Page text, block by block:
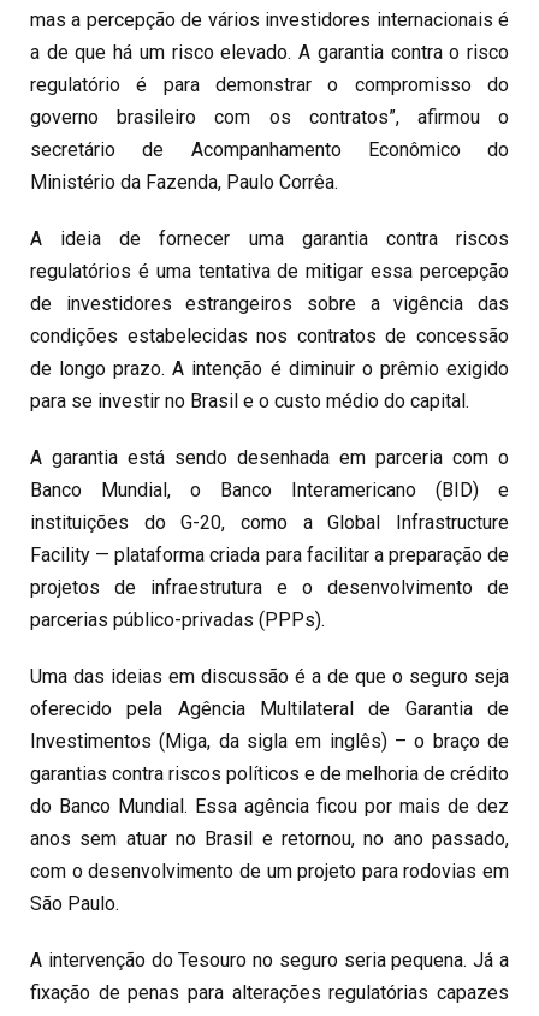
mas a percepção de vários investidores internacionais é
a de que há um risco elevado. A garantia contra o risco
regulatório é para demonstrar o compromisso do
governo brasileiro com os contratos”, afirmou o
secretário de Acompanhamento Econômico do
Ministério da Fazenda, Paulo Corrêa.
A ideia de fornecer uma garantia contra riscos
regulatórios é uma tentativa de mitigar essa percepção
de investidores estrangeiros sobre a vigência das
condições estabelecidas nos contratos de concessão
de longo prazo. A intenção é diminuir o prêmio exigido
para se investir no Brasil e o custo médio do capital.
A garantia está sendo desenhada em parceria com o
Banco Mundial, o Banco Interamericano (BID) e
instituições do G-20, como a Global Infrastructure
Facility — plataforma criada para facilitar a preparação de
projetos de infraestrutura e o desenvolvimento de
parcerias público-privadas (PPPs).
Uma das ideias em discussão é a de que o seguro seja
oferecido pela Agência Multilateral de Garantia de
Investimentos (Miga, da sigla em inglês) – o braço de
garantias contra riscos políticos e de melhoria de crédito
do Banco Mundial. Essa agência ficou por mais de dez
anos sem atuar no Brasil e retornou, no ano passado,
com o desenvolvimento de um projeto para rodovias em
São Paulo.
A intervenção do Tesouro no seguro seria pequena. Já a
fixação de penas para alterações regulatórias capazes